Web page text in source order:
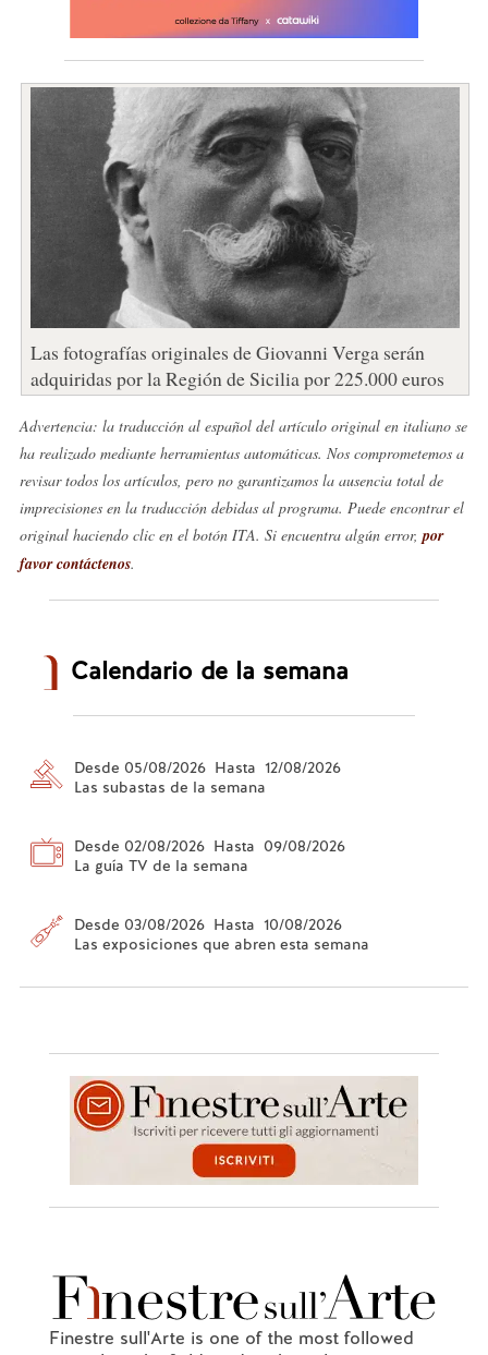
Las fotografías originales de Giovanni Verga serán
adquiridas por la Región de Sicilia por 225.000 euros
Advertencia: la traducción al español del artículo original en italiano se
ha realizado mediante herramientas automáticas. Nos comprometemos a
revisar todos los artículos, pero no garantizamos la ausencia total de
imprecisiones en la traducción debidas al programa. Puede encontrar el
original haciendo clic en el botón ITA. Si encuentra algún error, por
favor contáctenos.
Calendario de la semana
Desde 05/08/2026 Hasta 12/08/2026
Las subastas de la semana
Desde 02/08/2026 Hasta 09/08/2026
La guía TV de la semana
Desde 03/08/2026 Hasta 10/08/2026
Las exposiciones que abren esta semana
Finestre sull'Arte is one of the most followed